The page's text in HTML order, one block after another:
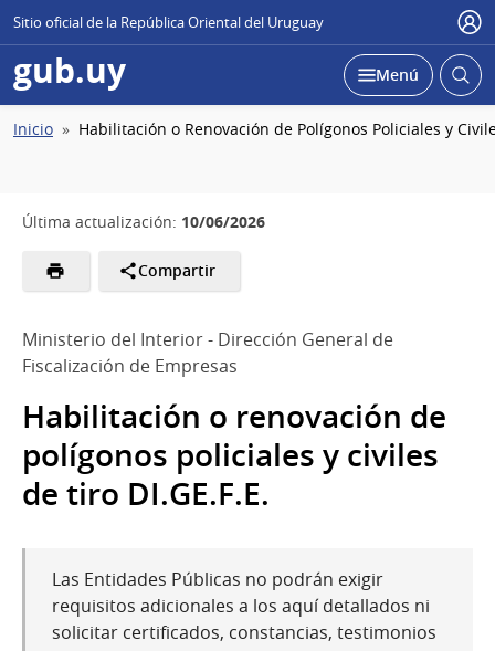
Sitio oficial de la República Oriental del Uruguay
gub.uy Desplegar
Menú Abrir
Ruta
Inicio Habilitación o Renovación de Polígonos Policiales y
Última actualización: 10/06/2026
Compartir
Ministerio del Interior - Dirección General de
Fiscalización de Empresas
Habilitación o renovación de
polígonos policiales y civiles
de tiro DI.GE.F.E.
Las Entidades Públicas no podrán exigir
requisitos adicionales a los aquí detallados ni
solicitar certificados, constancias, testimonios